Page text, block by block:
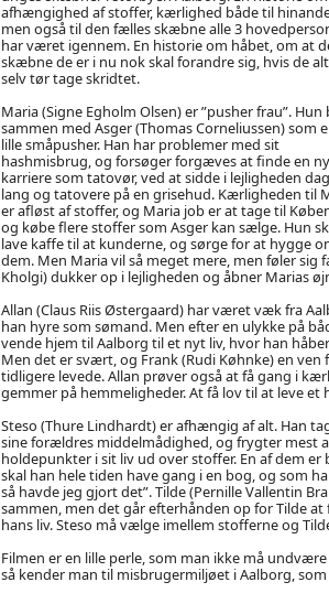
afhængighed af stoffer, kærlighed både til
men også til den fælles skæbne alle 3
har været igennem. En historie om håbet, om at
skæbne de er i nu nok skal forandre sig, hvis de
selv tør tage skridtet.
Maria (Signe Egholm Olsen) er ”pusher frau”. Hun
sammen med Asger (Thomas Corneliussen) som
lille småpusher. Han har problemer med sit
hashmisbrug, og forsøger forgæves at finde en ny
karriere som tatovør, ved at sidde i lejligheden
lang og tatovere på en grisehud. Kærligheden til
er afløst af stoffer, og Maria job er at tage til
og købe flere stoffer som Asger kan sælge. Hun
lave kaffe til at kunderne, og sørge for at hygge
dem. Men Maria vil så meget mere, men føler sig
Kholgi) dukker op i lejligheden og åbner Marias
Allan (Claus Riis Østergaard) har været væk fra
han hyre som sømand. Men efter en ulykke på
vende hjem til Aalborg til et nyt liv, hvor han
Men det er svært, og Frank (Rudi Køhnke) en
tidligere levede. Allan prøver også at få gang i
gemmer på hemmeligheder. At få lov til at leve
Steso (Thure Lindhardt) er afhængig af alt. Han
sine forældres middelmådighed, og frygter mest
holdepunkter i sit liv ud over stoffer. En af dem
skal han hele tiden have gang i en bog, og som
så havde jeg gjort det”. Tilde (Pernille Vallentin
sammen, men det går efterhånden op for Tilde
hans liv. Steso må vælge imellem stofferne og
Filmen er en lille perle, som man ikke må
så kender man til misbrugermiljøet i Aalborg,